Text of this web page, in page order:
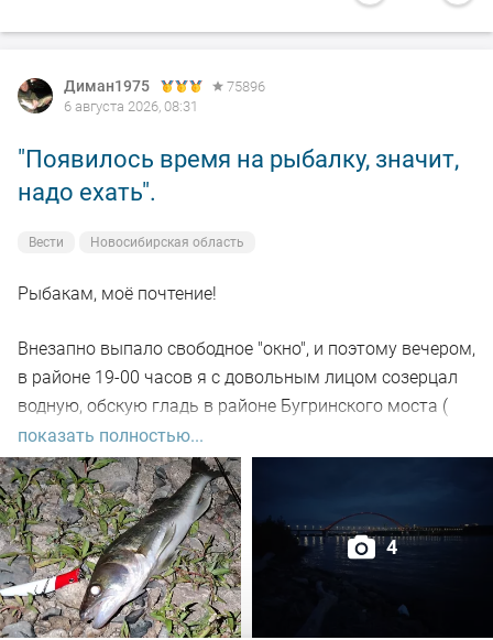
Диман1975
75896
6 августа 2026, 08:31
"Появилось время на рыбалку, значит,
надо ехать".
Вести Новосибирская область
Рыбакам, моё почтение!
Внезапно выпало свободное "окно", и поэтому вечером,
в районе 19-00 часов я с довольным лицом созерцал
водную, обскую гладь в районе Бугринского моста (
правый берег).
Отдыхающего люда просто тьма, и на берегу ,и на
воде. Сапы, катера, гидроциклы всяких мастей
поднимали нехилую волну до самой темноты.
По сути: рыбалил только на спиннинг, помощниками
выступили "вертушки" и воблера.
показать полностью...
4